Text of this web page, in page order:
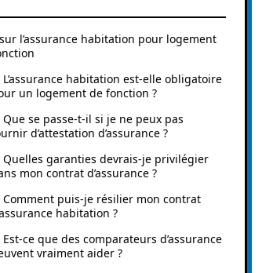
l’assurance habitation pour logement
L’assurance habitation est-elle obligatoire
un logement de fonction ?
Que se passe-t-il si je ne peux pas
d’attestation d’assurance ?
Quelles garanties devrais-je privilégier
mon contrat d’assurance ?
Comment puis-je résilier mon contrat
habitation ?
Est-ce que des comparateurs d’assurance
vraiment aider ?